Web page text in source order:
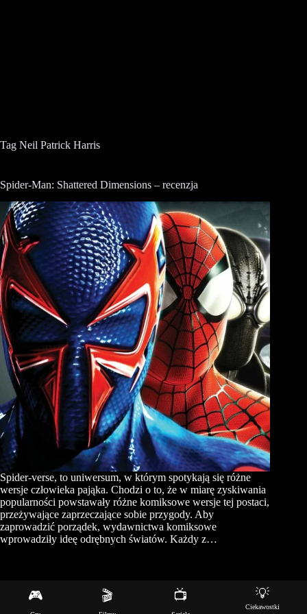
Tag Neil Patrick Harris
Spider-Man: Shattered Dimensions – recenzja
Spider-verse, to uniwersum, w którym spotykają się różne
wersje człowieka pająka. Chodzi o to, że w miarę zyskiwania
popularności powstawały różne komiksowe wersje tej postaci,
przeżywające zaprzeczające sobie przygody. Aby
zaprowadzić porządek, wydawnictwa komiksowe
wprowadziły ideę odrębnych światów. Każdy z…
🎮 🎬 📺 💡
Ciekawostki
Copyright © 2026 - Motyw WordPress stworzony przez